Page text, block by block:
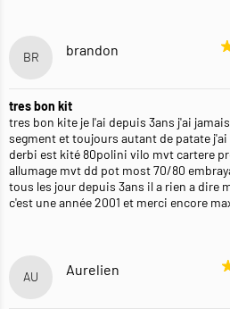
BR brandon
tres bon kit
tres bon kite je l'ai depuis 3ans j'ai
segment et toujours autant de patate j'ai
derbi est kité 80polini vilo mvt cartere
allumage mvt dd pot most 70/80
tous les jour depuis 3ans il a rien a dire
c'est une année 2001 et merci encore
AU Aurelien